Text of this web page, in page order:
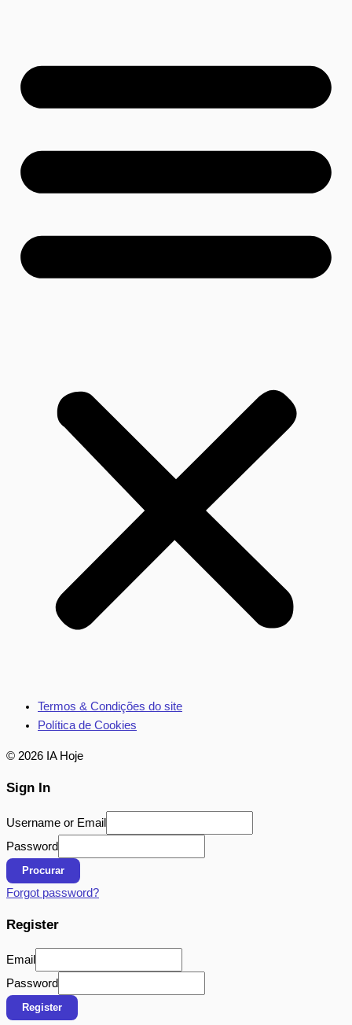
Termos & Condições do site
Política de Cookies
© 2026 IA Hoje
Sign In
Username or Email
Password
Procurar
Forgot password?
Register
Email
Password
Register